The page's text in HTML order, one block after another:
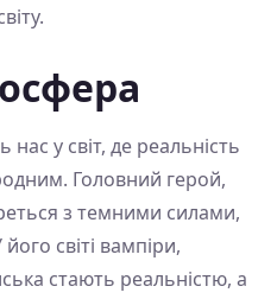
у світ, де реальність
Головний герой,
з темними силами,
світі вампіри,
стають реальністю, а